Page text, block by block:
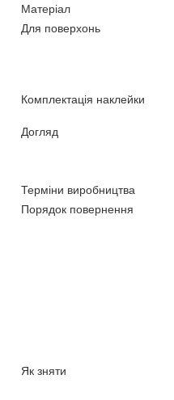
Матеріал
Для поверхонь
Комплектація наклейки
Догляд
Терміни виробництва
Порядок повернення
Як зняти